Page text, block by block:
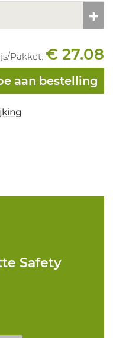
Pakket: € 27.08
aan bestelling
Safety